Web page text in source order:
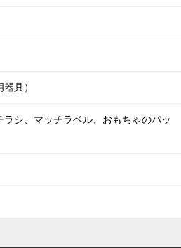
具）
シ、マッチラベル、おもちゃのパッ